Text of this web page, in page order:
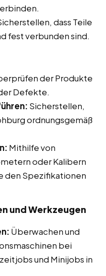
dass Teile
fest verbunden sind.
der Produkte
Defekte.
Sicherstellen,
ordnungsgemäß
Mithilfe von
oder Kalibern
den Spezifikationen
und Werkzeugen
Überwachen und
bei
und Minijobs in